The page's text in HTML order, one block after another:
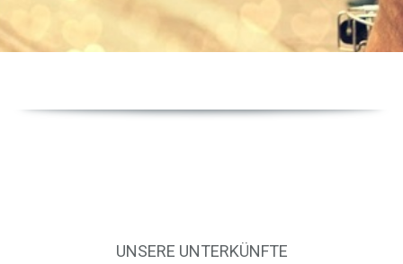
UNSERE UNTERKÜNFTE